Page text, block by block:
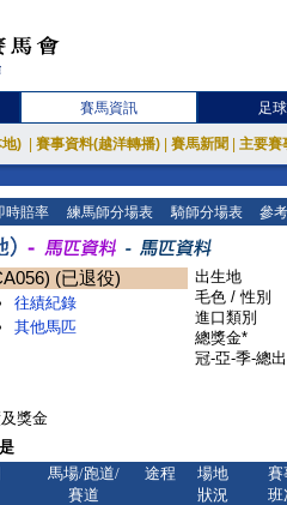
賽馬資訊 足
) 賽事資料(越洋轉播) 賽馬新聞 主要賽
時賠率 練馬師分場表 騎師分場表 參
(已退役)
往績紀錄
其他馬匹
出生地
毛色 / 性別
進口類別
總獎金*
冠-亞-季-總
獎金
馬場/跑道/
賽道
途程
場地
狀況
賽
班